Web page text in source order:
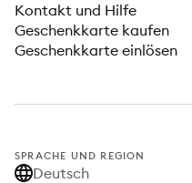
Kontakt und Hilfe
Geschenkkarte kaufen
Geschenkkarte einlösen
SPRACHE UND REGION
Deutsch